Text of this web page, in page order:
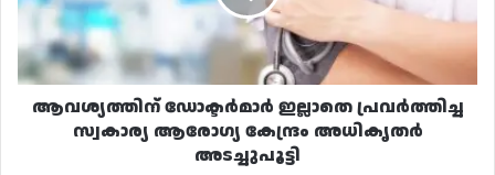
ആരോഗ്യ
കേന്ദ്രം
അധികൃതർ
അടച്ചുപൂട്ടി
ആവശ്യത്തിന് ഡോക്ടർമാർ ഇല്ലാതെ പ്രവർത്തിച്ച
സ്വകാര്യ ആരോഗ്യ കേന്ദ്രം അധികൃതർ
അടച്ചുപൂട്ടി